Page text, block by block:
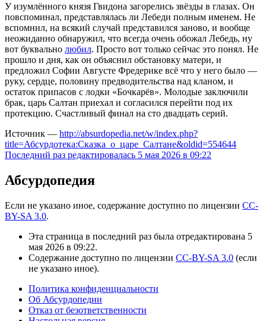
У изумлённого князя Гвидона загорелись звёзды в глазах. Он
повспоминал, представлялась ли Лебеди полным именем. Не
вспомнил, на всякий случай представился заново, и вообще
неожиданно обнаружил, что всегда очень обожал Лебедь, ну
вот буквально любил. Просто вот только сейчас это понял. Не
прошло и дня, как он объяснил обстановку матери, и
предложил Софии Августе Фредерике всё что у него было —
руку, сердце, половину предводительства над кланом, и
остаток припасов с лодки «Бочкарёв». Молодые заключили
брак, царь Салтан приехал и согласился перейти под их
протекцию. Счастливый финал на сто двадцать серий.
Источник — http://absurdopedia.net/w/index.php?
title=Абсурдотека:Сказка_о_царе_Салтане&oldid=554644
Последний раз редактировалась 5 мая 2026 в 09:22
Абсурдопедия
Если не указано иное, содержание доступно по лицензии CC-
BY-SA 3.0.
Эта страница в последний раз была отредактирована 5
мая 2026 в 09:22.
Содержание доступно по лицензии CC-BY-SA 3.0 (если
не указано иное).
Политика конфиденциальности
Об Абсурдопедии
Отказ от безответственности